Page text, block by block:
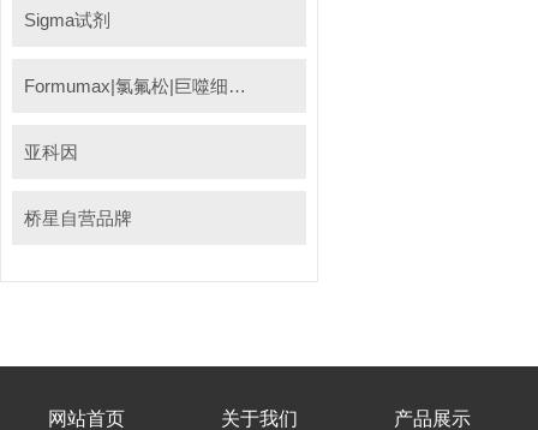
Sigma试剂
Formumax|氯氟松|巨噬细胞清除剂
亚科因
桥星自营品牌
网站首页 关于我们 产品展示